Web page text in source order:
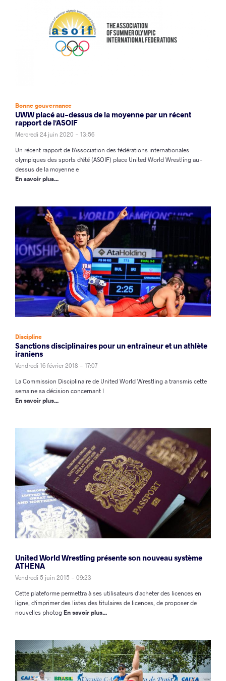
Bonne gouvernance
UWW placé au-dessus de la moyenne par un récent
rapport de l'ASOIF
Mercredi 24 juin 2020 - 13:56
Un récent rapport de l'Association des fédérations internationales
olympiques des sports d'été (ASOIF) place United World Wrestling au-
dessus de la moyenne e
En savoir plus...
Discipline
Sanctions disciplinaires pour un entraîneur et un athlète
iraniens
Vendredi 16 février 2018 - 17:07
La Commission Disciplinaire de United World Wrestling a transmis cette
semaine sa décision concernant l
En savoir plus...
United World Wrestling présente son nouveau système
ATHENA
Vendredi 5 juin 2015 - 09:23
Cette plateforme permettra à ses utilisateurs d'acheter des licences en
ligne, d'imprimer des listes des titulaires de licences, de proposer de
nouvelles photogEn savoir plus...